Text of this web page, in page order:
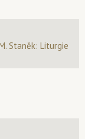
Staněk: Liturgie